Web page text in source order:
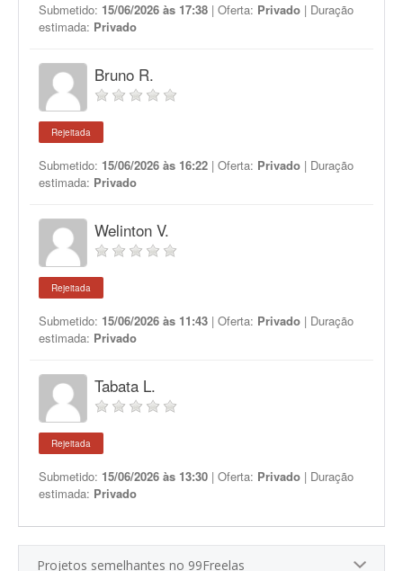
Submetido: 15/06/2026 às 17:38 | Oferta: Privado | Duração
estimada: Privado
Bruno R.
Rejeitada
Submetido: 15/06/2026 às 16:22 | Oferta: Privado | Duração
estimada: Privado
Welinton V.
Rejeitada
Submetido: 15/06/2026 às 11:43 | Oferta: Privado | Duração
estimada: Privado
Tabata L.
Rejeitada
Submetido: 15/06/2026 às 13:30 | Oferta: Privado | Duração
estimada: Privado
Projetos semelhantes no 99Freelas